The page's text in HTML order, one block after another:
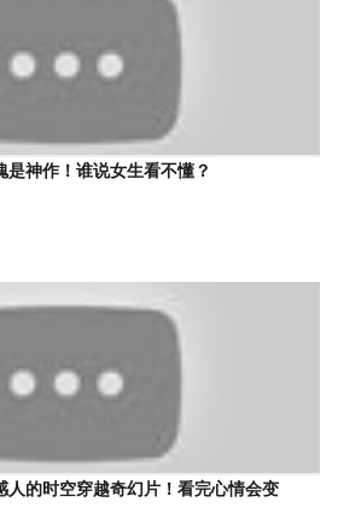
是神作！谁说女生看不懂？
人的时空穿越奇幻片！看完心情会变